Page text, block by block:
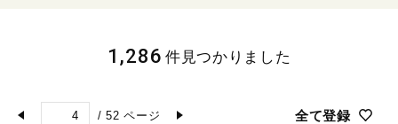
/ 52 ページ 全て登録
1,286 件見つかりました